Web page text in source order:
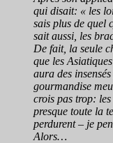
qui disait: « les
sais plus de quel
sait aussi, les
De fait, la seule
que les
aura des
gourmandise
crois pas trop:
presque toute la
perdurent – je
Alors…